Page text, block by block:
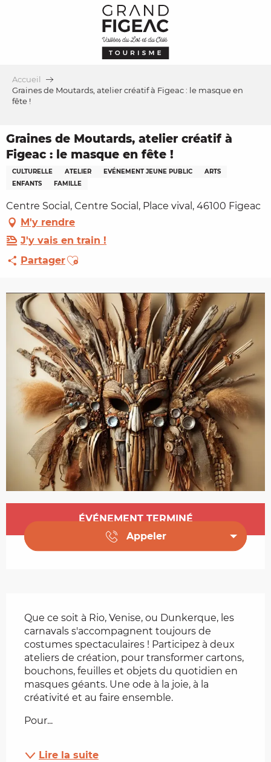
Accueil
Graines de Moutards, atelier créatif à Figeac : le masque en
fête !
Graines de Moutards, atelier créatif à
Figeac : le masque en fête !
CULTURELLE ATELIER EVÉNEMENT JEUNE PUBLIC
ARTS
ENFANTS
FAMILLE
Centre Social, Centre Social, Place vival, 46100 Figeac
M'y rendre
J'y vais en train !
PartagerAjouter aux favoris
Ouverture et coordonnées
ÉVÉNEMENT TERMINÉ
Appeler
Que ce soit à Rio, Venise, ou Dunkerque, les
carnavals s'accompagnent toujours de
costumes spectaculaires ! Participez à deux
ateliers de création, pour transformer cartons,
bouchons, feuilles et objets du quotidien en
masques géants. Une ode à la joie, à la
créativité et au faire ensemble.
Pour...
Lire la suite